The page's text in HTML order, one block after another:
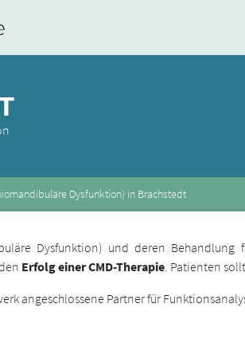
Dysfunktion) in Brachstedt
Dysfunktion) und deren
Erfolg einer CMD-Therapie . Patienten
angeschlossene Partner für